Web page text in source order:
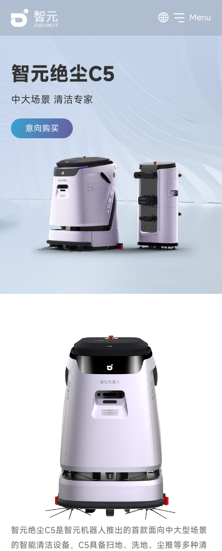
Menu
智元绝尘C5
中大场景 清洁专家
意向购买
智元绝尘C5是智元机器人推出的首款面向中大型场景
的智能清洁设备，C5具备扫地、洗地、尘推等多种清